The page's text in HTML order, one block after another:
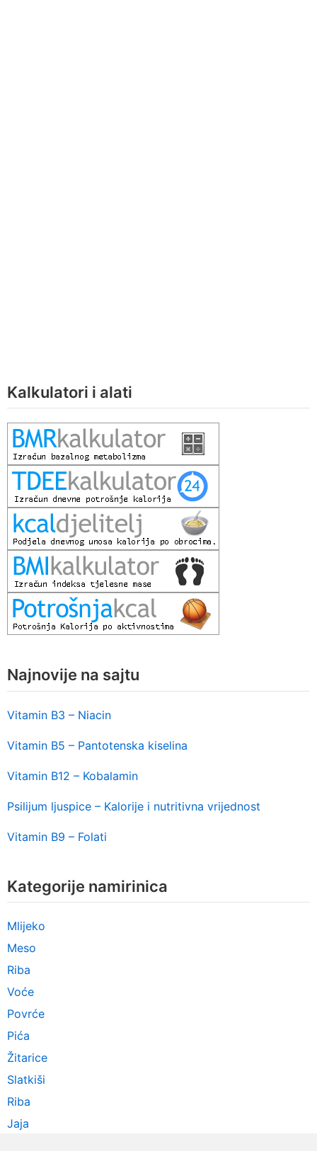
Kalkulatori i alati
Najnovije na sajtu
Vitamin B3 – Niacin
Vitamin B5 – Pantotenska kiselina
Vitamin B12 – Kobalamin
Psilijum ljuspice – Kalorije i nutritivna vrijednost
Vitamin B9 – Folati
Kategorije namirinica
Mlijeko
Meso
Riba
Voće
Povrće
Pića
Žitarice
Slatkiši
Riba
Jaja